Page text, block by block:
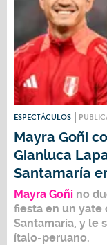
ESPECTÁCULOS
Mayra Goñi
Gianluca
Santamaría
Mayra Goñi no
fiesta en un yate
Santamaría, y le
ítalo-peruano.